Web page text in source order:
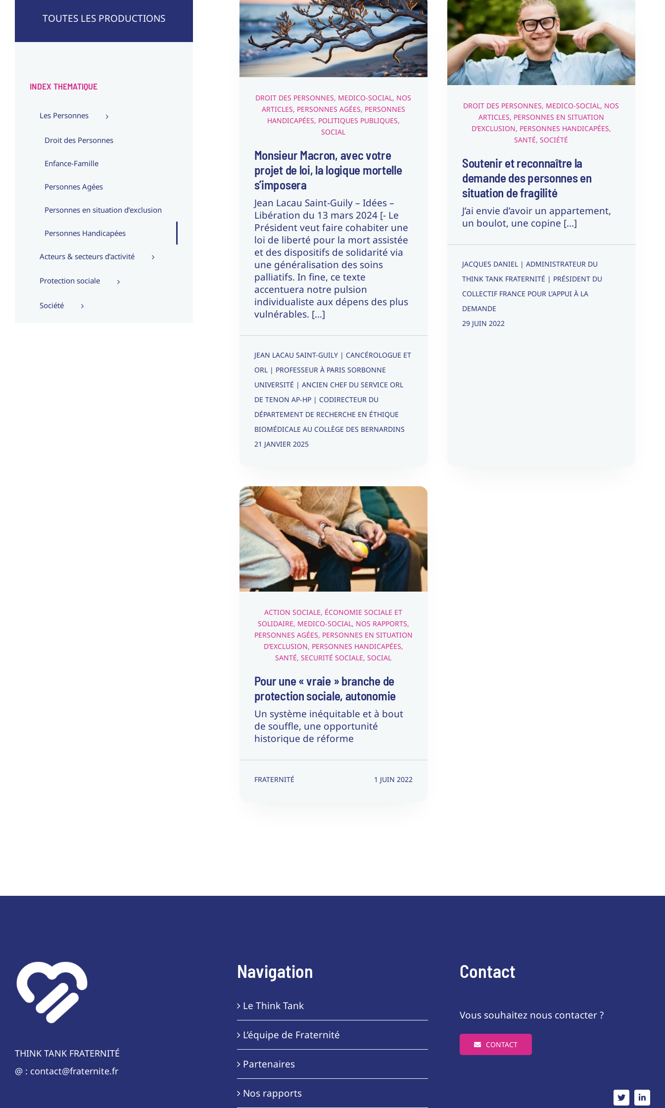
projet de loi, la logique
mortelle s’imposera
Droit des Personnes Medico-Social Nos articles
Personnes Agées
Personnes Handicapées
Politiques
publiques
Social
DROIT DES PERSONNES, MEDICO-SOCIAL, NOS
ARTICLES, PERSONNES AGÉES, PERSONNES
HANDICAPÉES, POLITIQUES PUBLIQUES,
SOCIAL
Monsieur Macron, avec votre
projet de loi, la logique mortelle
s’imposera
Jean Lacau Saint-Guily – Idées –
Libération du 13 mars 2024 [- Le
Président veut faire cohabiter une
loi de liberté pour la mort assistée
et des dispositifs de solidarité via
une généralisation des soins
palliatifs. In fine, ce texte
accentuera notre pulsion
individualiste aux dépens des plus
vulnérables. [...]
JEAN LACAU SAINT-GUILY | CANCÉROLOGUE ET
ORL | PROFESSEUR À PARIS SORBONNE
UNIVERSITÉ | ANCIEN CHEF DU SERVICE ORL
DE TENON AP-HP | CODIRECTEUR DU
DÉPARTEMENT DE RECHERCHE EN ÉTHIQUE
BIOMÉDICALE AU COLLÈGE DES BERNARDINS
21 JANVIER 2025
Soutenir et reconnaître la
demande des personnes en
situation de fragilité
Droit des Personnes Medico-Social Nos articles
Personnes en situation d’exclusion
Personnes
Handicapées Santé
DROIT DES PERSONNES, MEDICO-SOCIAL, NOS
ARTICLES, PERSONNES EN SITUATION
D’EXCLUSION, PERSONNES HANDICAPÉES,
SANTÉ,SOCIÉTÉ
Soutenir et reconnaître la
demande des personnes en
situation de fragilité
J’ai envie d’avoir un appartement,
un boulot, une copine [...]
JACQUES DANIEL | ADMINISTRATEUR DU
THINK TANK FRATERNITÉ | PRÉSIDENT DU
COLLECTIF FRANCE POUR L'APPUI À LA
DEMANDE
29 JUIN 2022
Pour une « vraie » branche
de protection sociale,
autonomie
Action Sociale Économie sociale et solidaire Medico-
Social Nos rapports Personnes Agées
Personnes en
situation d’exclusion
Personnes Handicapées
Santé
Securité Sociale
Social
ACTION SOCIALE, ÉCONOMIE SOCIALE ET
SOLIDAIRE, MEDICO-SOCIAL, NOS RAPPORTS,
PERSONNES AGÉES, PERSONNES EN SITUATION
D’EXCLUSION, PERSONNES HANDICAPÉES,
SANTÉ,SECURITÉ SOCIALE,SOCIAL
Pour une « vraie » branche de
protection sociale, autonomie
Un système inéquitable et à bout
de souffle, une opportunité
historique de réforme
FRATERNITÉ 1 JUIN 2022
TOUTES LES PRODUCTIONS
INDEX THEMATIQUE
Les Personnes
Droit des Personnes
Enfance-Famille
Personnes Agées
Personnes en situation d’exclusion
Personnes Handicapées
Acteurs & secteurs d’activité
Protection sociale
Société
THINK TANK FRATERNITÉ
@ : contact@fraternite.fr
Navigation
Le Think Tank
L’équipe de Fraternité
Partenaires
Nos rapports
Contact
Vous souhaitez nous contacter ?
CONTACT